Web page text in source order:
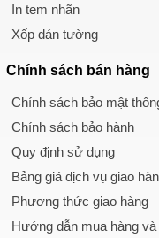
In tem nhãn
Xốp dán tường
Chính sách bán hàng
Chính sách bảo mật
Chính sách bảo hành
Quy định sử dụng
Bảng giá dịch vụ giao
Phương thức giao hàng
Hướng dẫn mua hàng